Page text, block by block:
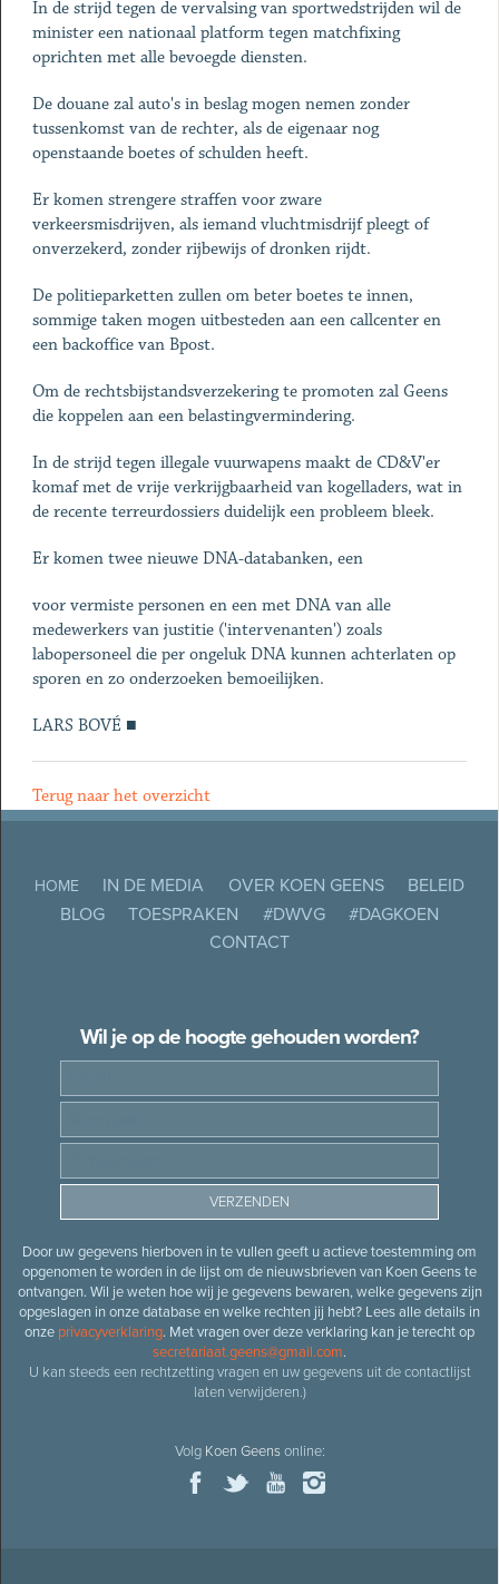
In de strijd tegen de vervalsing van sportwedstrijden wil de
minister een nationaal platform tegen matchfixing
oprichten met alle bevoegde diensten.
De douane zal auto's in beslag mogen nemen zonder
tussenkomst van de rechter, als de eigenaar nog
openstaande boetes of schulden heeft.
Er komen strengere straffen voor zware
verkeersmisdrijven, als iemand vluchtmisdrijf pleegt of
onverzekerd, zonder rijbewijs of dronken rijdt.
De politieparketten zullen om beter boetes te innen,
sommige taken mogen uitbesteden aan een callcenter en
een backoffice van Bpost.
Om de rechtsbijstandsverzekering te promoten zal Geens
die koppelen aan een belastingvermindering.
In de strijd tegen illegale vuurwapens maakt de CD&V'er
komaf met de vrije verkrijgbaarheid van kogelladers, wat in
de recente terreurdossiers duidelijk een probleem bleek.
Er komen twee nieuwe DNA-databanken, een
voor vermiste personen en een met DNA van alle
medewerkers van justitie ('intervenanten') zoals
labopersoneel die per ongeluk DNA kunnen achterlaten op
sporen en zo onderzoeken bemoeilijken.
LARS BOVÉ ■
Terug naar het overzicht
HOME IN DE MEDIA OVER KOEN GEENS
BELEID
BLOG
TOESPRAKEN #DWVG
#DAGKOEN
CONTACT
Wil je op de hoogte gehouden worden?
Door uw gegevens hierboven in te vullen geeft u actieve toestemming om
opgenomen te worden in de lijst om de nieuwsbrieven van Koen Geens te
ontvangen. Wil je weten hoe wij je gegevens bewaren, welke gegevens zijn
opgeslagen in onze database en welke rechten jij hebt? Lees alle details in
onze privacyverklaring. Met vragen over deze verklaring kan je terecht op
secretariaat.geens@gmail.com.
U kan steeds een rechtzetting vragen en uw gegevens uit de contactlijst
laten verwijderen.)
Volg Koen Geensonline: